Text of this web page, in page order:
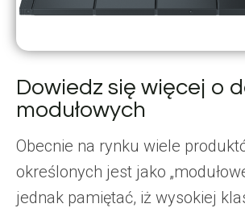
Dowiedz się więcej o
modułowych
Obecnie na rynku wiele
określonych jest jako
jednak pamiętać, iż wysokiej